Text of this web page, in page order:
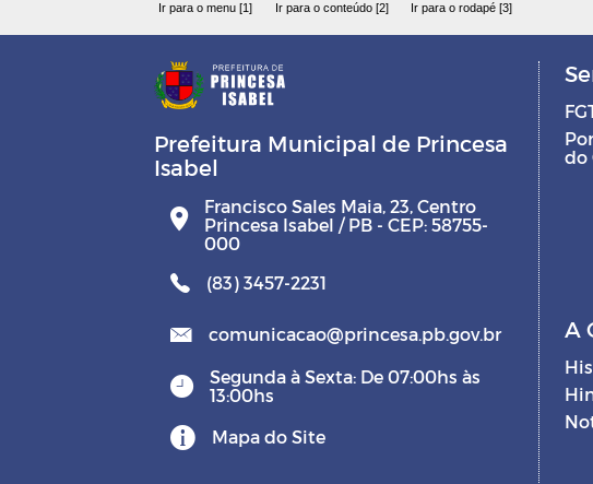
Ir para o menu [1] Ir para o conteúdo [2] Ir para o rodapé [3]
Prefeitura Municipal de Princesa
Isabel
Francisco Sales Maia, 23, Centro
Princesa Isabel / PB - CEP: 58755-
000
(83) 3457-2231
comunicacao@princesa.pb.gov.br
Segunda à Sexta: De 07:00hs às
13:00hs
Mapa do Site
do
A